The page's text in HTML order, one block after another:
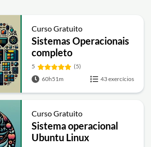
Curso Gratuito
Sistemas Operacionais
completo
5
(5)
60h51m
43 exercícios
Curso Gratuito
Sistema operacional
Ubuntu Linux